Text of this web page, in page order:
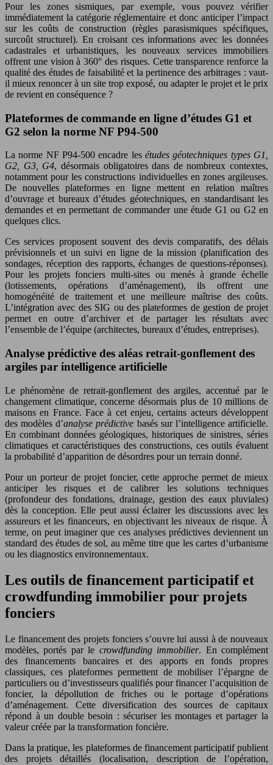
Pour les zones sismiques, par exemple, vous pouvez vérifier
immédiatement la catégorie réglementaire et donc anticiper l’impact
sur les coûts de construction (règles parasismiques spécifiques,
surcoût structurel). En croisant ces informations avec les données
cadastrales et urbanistiques, les nouveaux services immobiliers
offrent une vision à 360° des risques. Cette transparence renforce la
qualité des études de faisabilité et la pertinence des arbitrages : vaut-
il mieux renoncer à un site trop exposé, ou adapter le projet et le prix
de revient en conséquence ?
Plateformes de commande en ligne d’études G1 et
G2 selon la norme NF P94-500
La norme NF P94-500 encadre les études géotechniques types G1,
G2, G3, G4, désormais obligatoires dans de nombreux contextes,
notamment pour les constructions individuelles en zones argileuses.
De nouvelles plateformes en ligne mettent en relation maîtres
d’ouvrage et bureaux d’études géotechniques, en standardisant les
demandes et en permettant de commander une étude G1 ou G2 en
quelques clics.
Ces services proposent souvent des devis comparatifs, des délais
prévisionnels et un suivi en ligne de la mission (planification des
sondages, réception des rapports, échanges de questions-réponses).
Pour les projets fonciers multi-sites ou menés à grande échelle
(lotissements, opérations d’aménagement), ils offrent une
homogénéité de traitement et une meilleure maîtrise des coûts.
L’intégration avec des SIG ou des plateformes de gestion de projet
permet en outre d’archiver et de partager les résultats avec
l’ensemble de l’équipe (architectes, bureaux d’études, entreprises).
Analyse prédictive des aléas retrait-gonflement des
argiles par intelligence artificielle
Le phénomène de retrait-gonflement des argiles, accentué par le
changement climatique, concerne désormais plus de 10 millions de
maisons en France. Face à cet enjeu, certains acteurs développent
des modèles d’analyse prédictive basés sur l’intelligence artificielle.
En combinant données géologiques, historiques de sinistres, séries
climatiques et caractéristiques des constructions, ces outils évaluent
la probabilité d’apparition de désordres pour un terrain donné.
Pour un porteur de projet foncier, cette approche permet de mieux
anticiper les risques et de calibrer les solutions techniques
(profondeur des fondations, drainage, gestion des eaux pluviales)
dès la conception. Elle peut aussi éclairer les discussions avec les
assureurs et les financeurs, en objectivant les niveaux de risque. À
terme, on peut imaginer que ces analyses prédictives deviennent un
standard des études de sol, au même titre que les cartes d’urbanisme
ou les diagnostics environnementaux.
Les outils de financement participatif et
crowdfunding immobilier pour projets
fonciers
Le financement des projets fonciers s’ouvre lui aussi à de nouveaux
modèles, portés par le crowdfunding immobilier. En complément
des financements bancaires et des apports en fonds propres
classiques, ces plateformes permettent de mobiliser l’épargne de
particuliers ou d’investisseurs qualifiés pour financer l’acquisition de
foncier, la dépollution de friches ou le portage d’opérations
d’aménagement. Cette diversification des sources de capitaux
répond à un double besoin : sécuriser les montages et partager la
valeur créée par la transformation foncière.
Dans la pratique, les plateformes de financement participatif publient
des projets détaillés (localisation, description de l’opération,